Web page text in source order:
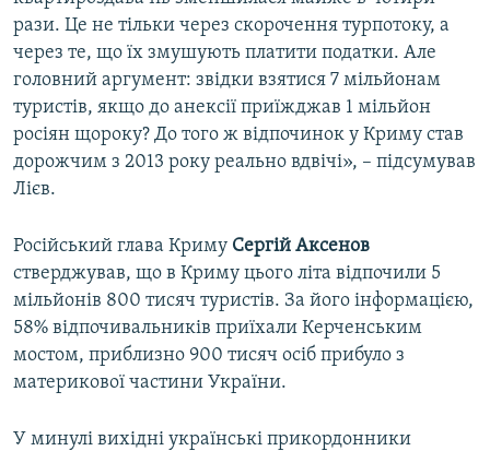
рази. Це не тільки через скорочення турпотоку, а
через те, що їх змушують платити податки. Але
головний аргумент: звідки взятися 7 мільйонам
туристів, якщо до анексії приїжджав 1 мільйон
росіян щороку? До того ж відпочинок у Криму став
дорожчим з 2013 року реально вдвічі», – підсумував
Лієв.
Російський глава Криму Сергій Аксенов
стверджував, що в Криму цього літа відпочили 5
мільйонів 800 тисяч туристів. За його інформацією,
58% відпочивальників приїхали Керченським
мостом, приблизно 900 тисяч осіб прибуло з
материкової частини України.
У минулі вихідні українські прикордонники